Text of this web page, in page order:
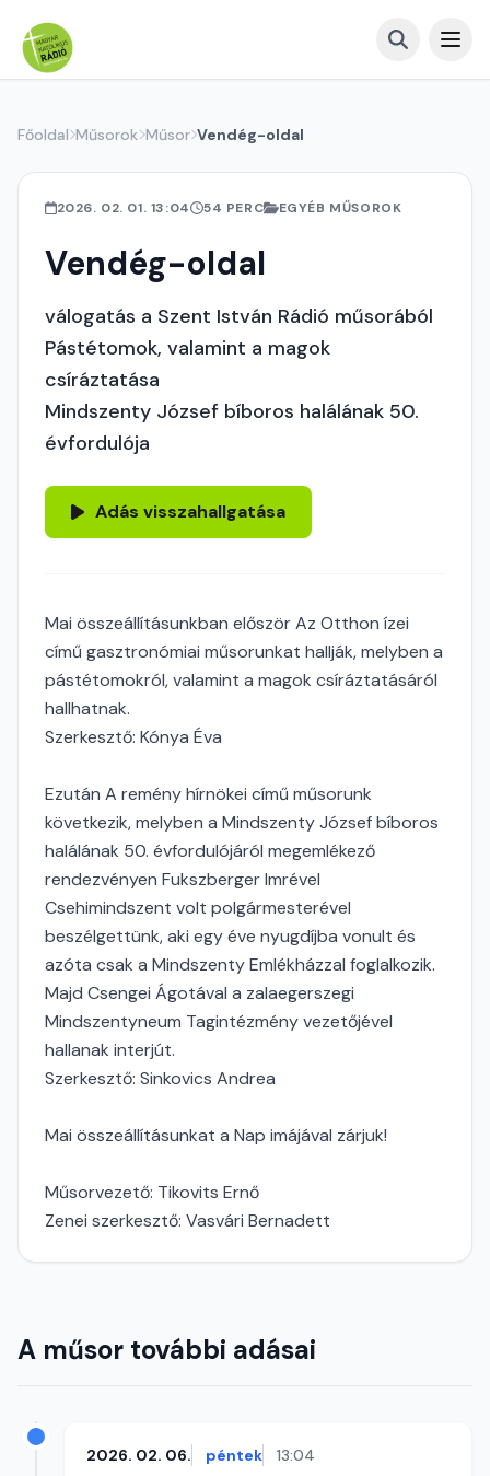
Főoldal Műsorok Műsor Vendég-oldal
2026. 02. 01. 13:04 54 PERC EGYÉB MŰSOROK
Vendég-oldal
válogatás a Szent István Rádió műsorából
Pástétomok, valamint a magok
csíráztatása
Mindszenty József bíboros halálának 50.
évfordulója
Adás visszahallgatása
Mai összeállításunkban először Az Otthon ízei
című gasztronómiai műsorunkat hallják, melyben a
pástétomokról, valamint a magok csíráztatásáról
hallhatnak.
Szerkesztő: Kónya Éva
Ezután A remény hírnökei című műsorunk
következik, melyben a Mindszenty József bíboros
halálának 50. évfordulójáról megemlékező
rendezvényen Fukszberger Imrével
Csehimindszent volt polgármesterével
beszélgettünk, aki egy éve nyugdíjba vonult és
azóta csak a Mindszenty Emlékházzal foglalkozik.
Majd Csengei Ágotával a zalaegerszegi
Mindszentyneum Tagintézmény vezetőjével
hallanak interjút.
Szerkesztő: Sinkovics Andrea
Mai összeállításunkat a Nap imájával zárjuk!
Műsorvezető: Tikovits Ernő
Zenei szerkesztő: Vasvári Bernadett
A műsor további adásai
2026. 02. 06. péntek 13:04